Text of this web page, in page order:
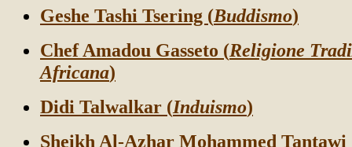
Geshe Tashi Tsering (Buddismo)
Chef Amadou Gasseto (Religione
Africana)
Didi Talwalkar (Induismo)
Sheikh Al-Azhar Mohammed Tantawi